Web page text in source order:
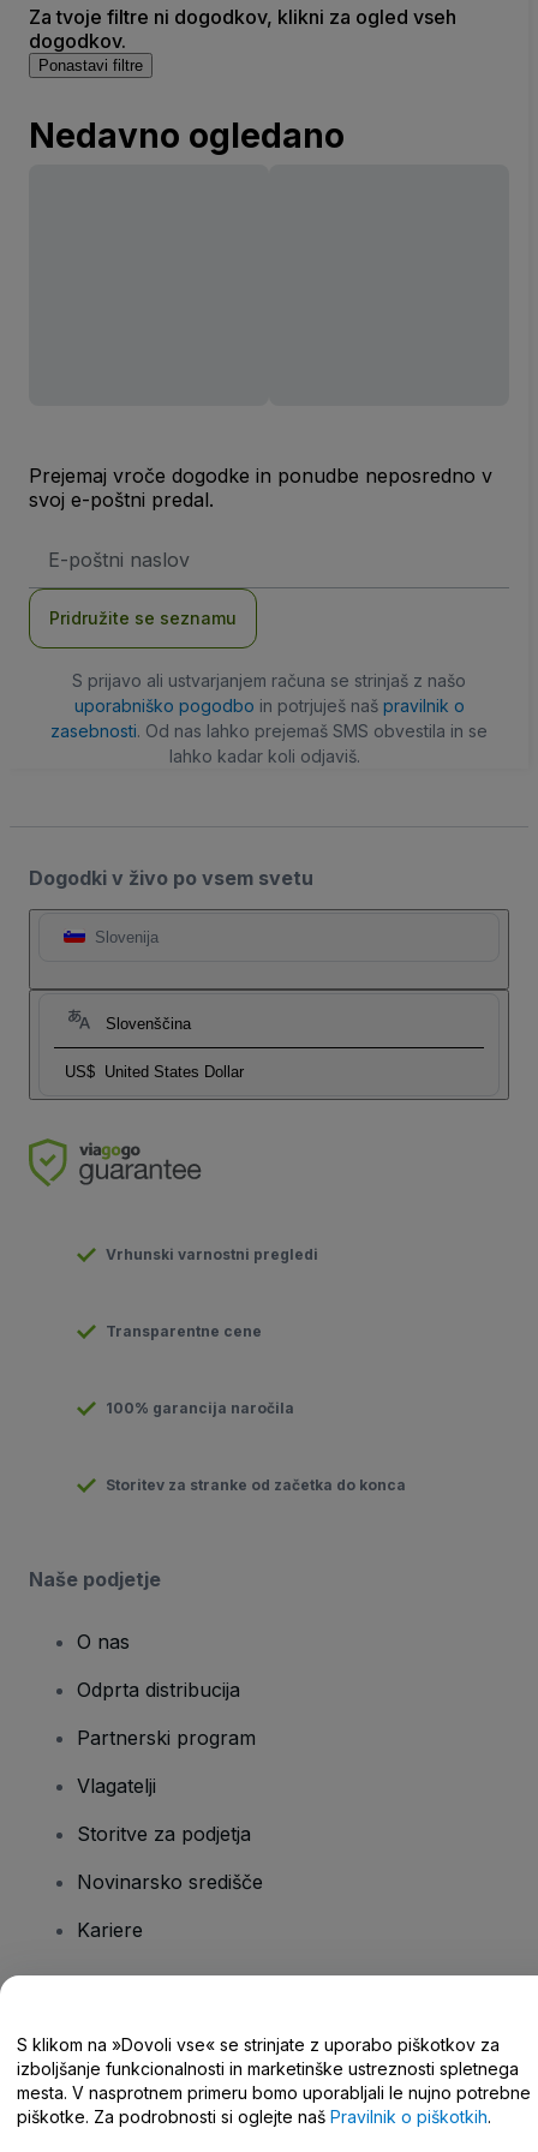
Za tvoje filtre ni dogodkov, klikni za ogled vseh
dogodkov.
Ponastavi filtre
Nedavno ogledano
Prejemaj vroče dogodke in ponudbe neposredno v
svoj e-poštni predal.
naslov
Pridružite se seznamu
S prijavo ali ustvarjanjem računa se strinjaš z našo
uporabniško pogodbo in potrjuješ naš pravilnik o
zasebnosti. Od nas lahko prejemaš SMS obvestila in se
lahko kadar koli odjaviš.
Dogodki v živo po vsem svetu
Slovenija
Slovenščina
US$ United States Dollar
Vrhunski varnostni pregledi
Transparentne cene
100% garancija naročila
Storitev za stranke od začetka do konca
Naše podjetje
O nas
Odprta distribucija
Partnerski program
Vlagatelji
Storitve za podjetja
Novinarsko središče
Kariere
Središče za pomoč/stik z nami
S klikom na »Dovoli vse« se strinjate z uporabo piškotkov za
izboljšanje funkcionalnosti in marketinške ustreznosti spletnega
mesta. V nasprotnem primeru bomo uporabljali le nujno potrebne
piškotke. Za podrobnosti si oglejte naš Pravilnik o piškotkih.